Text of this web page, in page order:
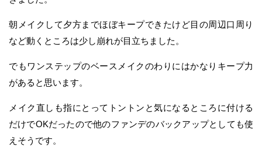
朝メイクして夕方までほぼキープできたけど目の周辺口周り
など動くところは少し崩れが目立ちました。
でもワンステップのベースメイクのわりにはかなりキープ力
があると思います。
メイク直しも指にとってトントンと気になるところに付ける
だけでOKだったので他のファンデのバックアップとしても使
えそうです。